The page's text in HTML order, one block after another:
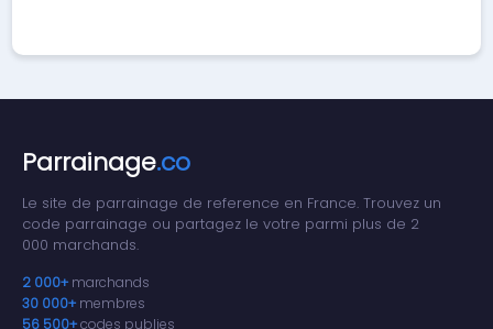
Parrainage.co
Le site de parrainage de reference en France. Trouvez un
code parrainage ou partagez le votre parmi plus de 2
000 marchands.
2 000+ marchands
30 000+ membres
56 500+codes publies